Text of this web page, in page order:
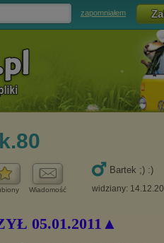
zapomniałem
Wiadomość
Bartek ;) :)
widziany: